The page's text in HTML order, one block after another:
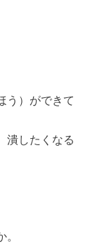
う）ができて
潰したくなる